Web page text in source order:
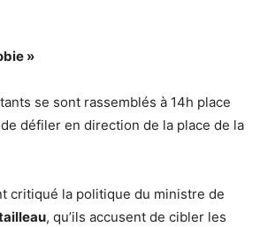
»
se sont rassemblés à 14h place
défiler en direction de la place de la
critiqué la politique du ministre de
, qu’ils accusent de cibler les